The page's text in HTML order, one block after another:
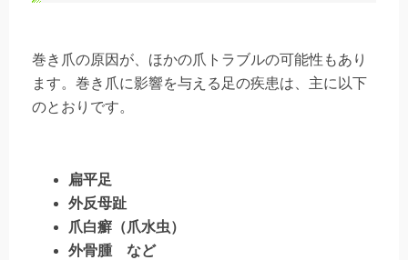
巻き爪の原因が、ほかの爪トラブルの可能性もあり
ます。巻き爪に影響を与える足の疾患は、主に以下
のとおりです。
扁平足
外反母趾
爪白癬（爪水虫）
外骨腫 など